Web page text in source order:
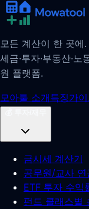
모든 계산이 한 곳에.
세금·투자·부동산·
원 플랫폼.
모아툴 소개특징가
금시세 계산기
공무원/교사
ETF 투자 수익
펀드 클래스별